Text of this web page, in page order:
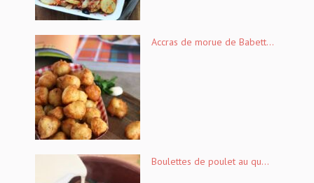
Accras de morue de Babett...
Boulettes de poulet au qu...